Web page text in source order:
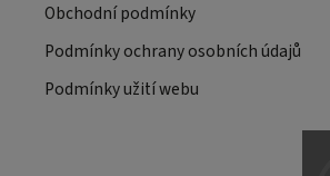
Obchodní podmínky
Podmínky ochrany osobních údajů
Podmínky užití webu